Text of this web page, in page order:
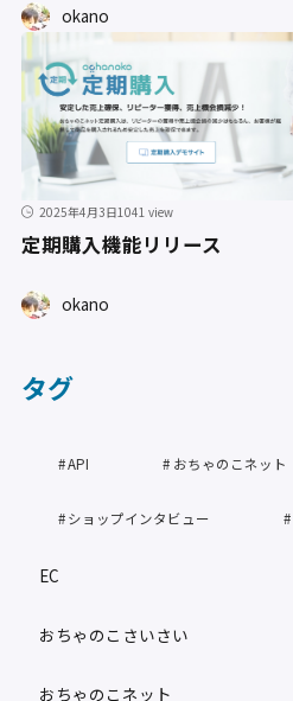
okano
2025年4月3日1041 view
定期購入機能リリース
okano
タグ
API おちゃのこネット
ショップインタビュー
EC
おちゃのこさいさい
おちゃのこネット